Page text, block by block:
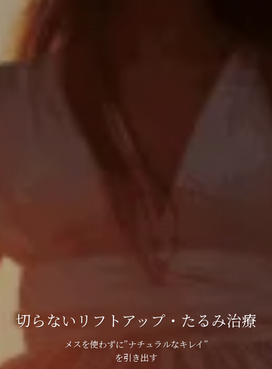
切らないリフトアップ・たるみ治療
メスを使わずに”ナチュラルなキレイ”
を引き出す